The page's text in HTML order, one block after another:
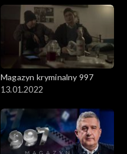
Magazyn kryminalny 997
13.01.2022